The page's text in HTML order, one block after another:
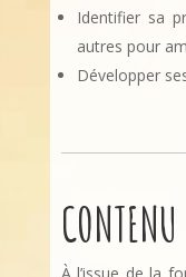
Identifier sa
autres pour
Développer
CONTENU